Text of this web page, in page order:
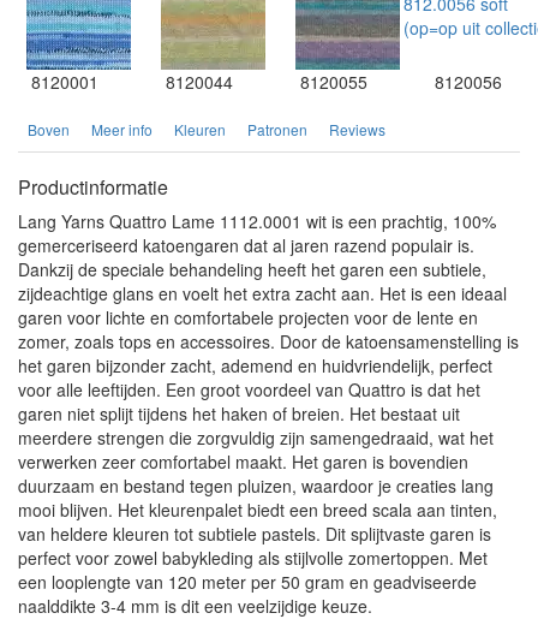
8120001 8120044 8120055 8120056
Boven Meer info Kleuren Patronen Reviews
Productinformatie
Lang Yarns Quattro Lame 1112.0001 wit is een prachtig, 100%
gemerceriseerd katoengaren dat al jaren razend populair is.
Dankzij de speciale behandeling heeft het garen een subtiele,
zijdeachtige glans en voelt het extra zacht aan. Het is een ideaal
garen voor lichte en comfortabele projecten voor de lente en
zomer, zoals tops en accessoires. Door de katoensamenstelling is
het garen bijzonder zacht, ademend en huidvriendelijk, perfect
voor alle leeftijden. Een groot voordeel van Quattro is dat het
garen niet splijt tijdens het haken of breien. Het bestaat uit
meerdere strengen die zorgvuldig zijn samengedraaid, wat het
verwerken zeer comfortabel maakt. Het garen is bovendien
duurzaam en bestand tegen pluizen, waardoor je creaties lang
mooi blijven. Het kleurenpalet biedt een breed scala aan tinten,
van heldere kleuren tot subtiele pastels. Dit splijtvaste garen is
perfect voor zowel babykleding als stijlvolle zomertoppen. Met
een looplengte van 120 meter per 50 gram en geadviseerde
naalddikte 3-4 mm is dit een veelzijdige keuze.